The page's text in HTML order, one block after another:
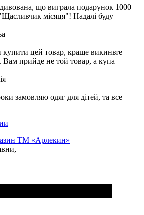
що виграла подарунок 1000
місяця"! Надалі буду
цей товар, краще викиньте
Вам прийде не той товар, а купа
замовляю одяг для дітей, та все